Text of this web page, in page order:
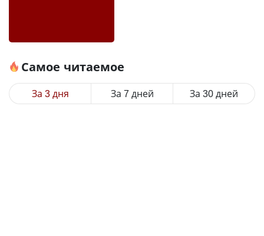
Самое читаемое
За 3 дня За 7 дней За 30 дней